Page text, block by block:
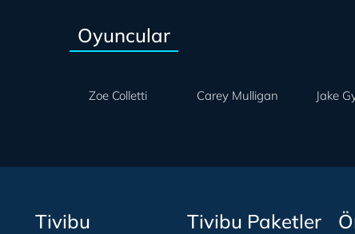
Oyuncular
Zoe Colletti Carey Mulligan Jake
Tivibu Tivibu Paketler